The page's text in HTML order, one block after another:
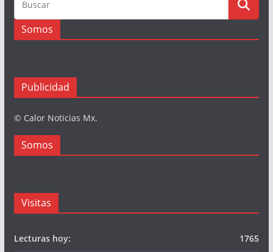
Somos
Publicidad
© Calor Noticias Mx.
Somos
Visitas
1765
Lecturas hoy: